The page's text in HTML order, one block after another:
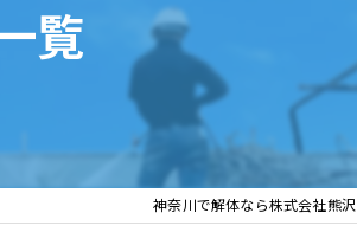
鉄骨覧
神奈川で解体なら株式会社熊沢